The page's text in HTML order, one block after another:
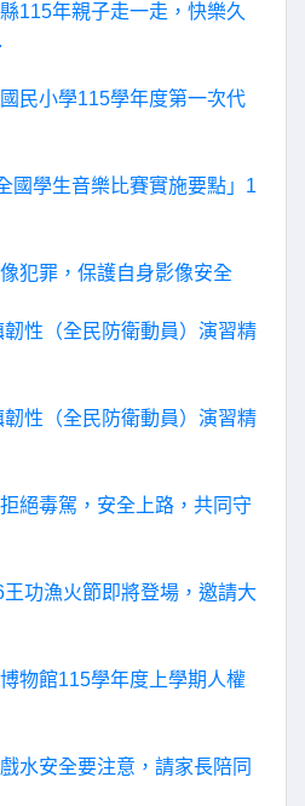
115年親子走一走，快樂久
民小學115學年度第一次代
國學生音樂比賽實施要點」1
犯罪，保護自身影像安全
韌性（全民防衛動員）演習精
韌性（全民防衛動員）演習精
絕毒駕，安全上路，共同守
王功漁火節即將登場，邀請大
物館115學年度上學期人權
水安全要注意，請家長陪同